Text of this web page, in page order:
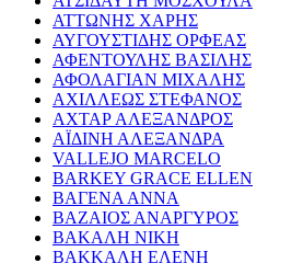
ΑΤΤΩΝΗΣ ΧΑΡΗΣ
ΑΥΓΟΥΣΤΙΔΗΣ ΟΡΦΕΑΣ
ΑΦΕΝΤΟΥΛΗΣ ΒΑΣΙΛΗΣ
ΑΦΟΛΑΓΙΑΝ ΜΙΧΑΛΗΣ
ΑΧΙΛΛΕΩΣ ΣΤΕΦΑΝΟΣ
ΑΧΤΑΡ ΑΛΕΞΑΝΔΡΟΣ
ΑΪΔΙΝΗ ΑΛΕΞΑΝΔΡΑ
VALLEJO MARCELO
BARKEY GRACE ELLEN
ΒΑΓΕΝΑ ΑΝΝΑ
ΒΑΖΑΙΟΣ ΑΝΑΡΓΥΡΟΣ
ΒΑΚΑΛΗ ΝΙΚΗ
ΒΑΚΚΑΛΗ ΕΛΕΝΗ